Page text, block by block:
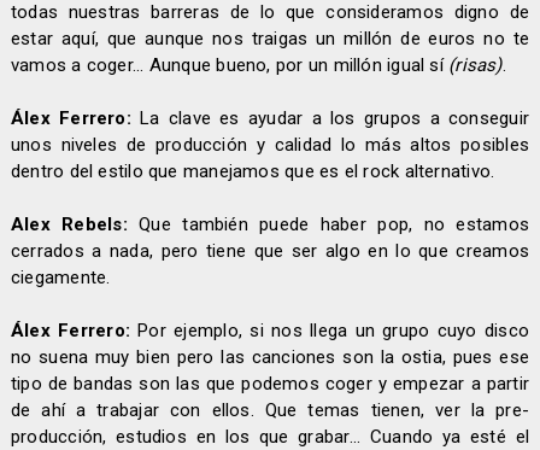
todas nuestras barreras de lo que consideramos digno de
estar aquí, que aunque nos traigas un millón de euros no te
vamos a coger... Aunque bueno, por un millón igual sí (risas).
Álex Ferrero: La clave es ayudar a los grupos a conseguir
unos niveles de producción y calidad lo más altos posibles
dentro del estilo que manejamos que es el rock alternativo.
Alex Rebels: Que también puede haber pop, no estamos
cerrados a nada, pero tiene que ser algo en lo que creamos
ciegamente.
Álex Ferrero: Por ejemplo, si nos llega un grupo cuyo disco
no suena muy bien pero las canciones son la ostia, pues ese
tipo de bandas son las que podemos coger y empezar a partir
de ahí a trabajar con ellos. Que temas tienen, ver la pre-
producción, estudios en los que grabar... Cuando ya esté el